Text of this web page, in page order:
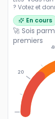
? Votez et
Ligue 1.
En cours
🚀 Sois
premiers
20